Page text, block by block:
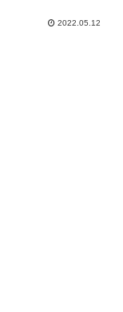
2022.05.12